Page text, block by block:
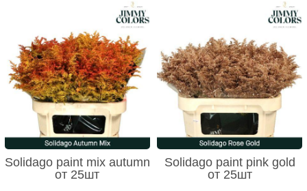
Solidago paint mix autumn
от 25шт
Solidago paint pink gold
от 25шт